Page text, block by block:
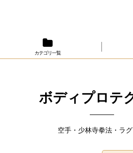
カテゴリ一覧
ボディプロテ
空手・少林寺拳法・ラ